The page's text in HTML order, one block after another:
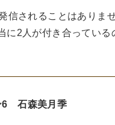
信されることはありま
2人が付き合っている
6 石森美月季